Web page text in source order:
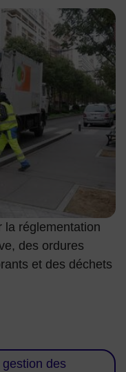
la réglementation
des ordures
et des déchets
des